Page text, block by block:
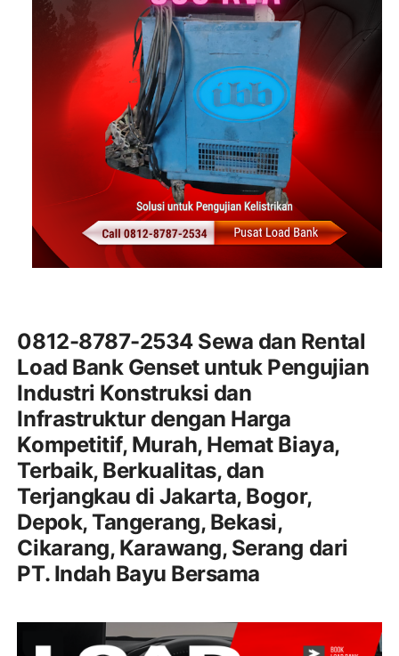
0812-8787-2534 Sewa dan Rental
Load Bank Genset untuk Pengujian
Industri Konstruksi dan
Infrastruktur dengan Harga
Kompetitif, Murah, Hemat Biaya,
Terbaik, Berkualitas, dan
Terjangkau di Jakarta, Bogor,
Depok, Tangerang, Bekasi,
Cikarang, Karawang, Serang dari
PT. Indah Bayu Bersama